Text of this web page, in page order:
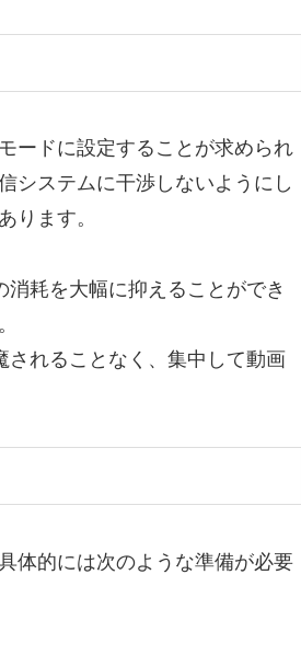
ードに設定することが求められ
システムに干渉しないようにし
ります。
消耗を大幅に抑えることができ
されることなく、集中して動画
体的には次のような準備が必要